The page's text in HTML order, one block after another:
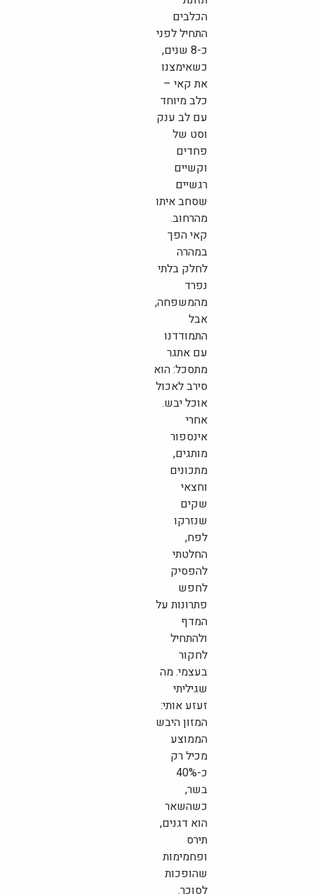
הכלבים
התחיל לפני
כ-8 שנים,
כשאימצנו
את קאי –
כלב מיוחד
עם לב ענק
וסט של
פחדים
וקשיים
רגשיים
שסחב איתו
מהרחוב.
קאי הפך
במהרה
לחלק בלתי
נפרד
מהמשפחה,
אבל
התמודדנו
עם אתגר
מתסכל: הוא
סירב לאכול
אוכל יבש.
אחרי
אינספור
מותגים,
מתכונים
וחצאי
שקים
שנזרקו
לפח,
החלטתי
להפסיק
לחפש
פתרונות על
המדף
ולהתחיל
לחקור
בעצמי. מה
שגיליתי
זעזע אותי:
המזון היבש
הממוצע
מכיל רק
כ-40%
בשר,
כשהשאר
הוא דגנים,
תירס
ופחמימות
שהופכות